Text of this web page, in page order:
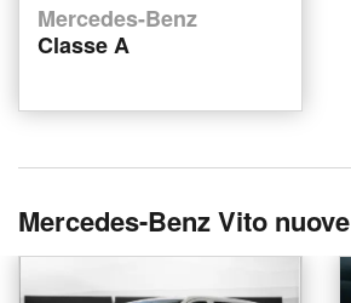
Mercedes-Benz
Classe A
Mercedes-Benz Vito nuove